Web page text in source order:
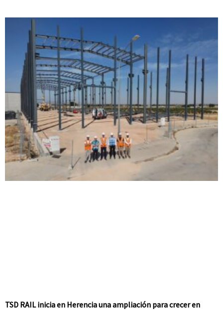
TSD RAIL inicia en Herencia una ampliación para crecer en